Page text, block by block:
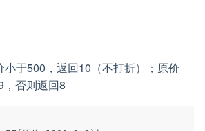
小于500，返回10（不打折）；原价
否则返回8